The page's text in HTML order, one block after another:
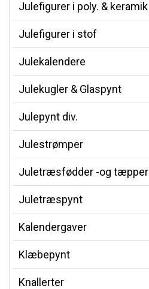
Julefigurer i poly. & keramik
Julefigurer i stof
Julekalendere
Julekugler & Glaspynt
Julepynt div.
Julestrømper
Juletræsfødder -og tæpper
Juletræspynt
Kalendergaver
Klæbepynt
Knallerter